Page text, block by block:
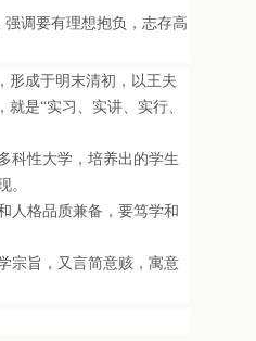
调要有理想抱负，志存高
成于明末清初，以王夫
是“实习、实讲、实行、
科性大学，培养出的学生
。
人格品质兼备，要笃学和
宗旨，又言简意赅，寓意